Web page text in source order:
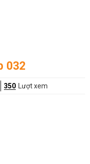
032
350 Lượt xem